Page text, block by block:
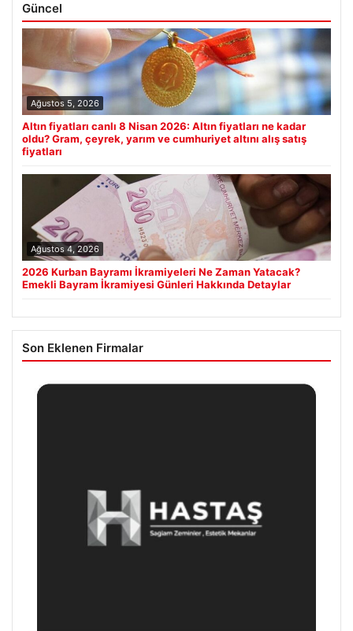
Güncel
Ağustos 5, 2026
Altın fiyatları canlı 8 Nisan 2026: Altın fiyatları ne kadar
oldu? Gram, çeyrek, yarım ve cumhuriyet altını alış satış
fiyatları
Ağustos 4, 2026
2026 Kurban Bayramı İkramiyeleri Ne Zaman Yatacak?
Emekli Bayram İkramiyesi Günleri Hakkında Detaylar
Son Eklenen Firmalar